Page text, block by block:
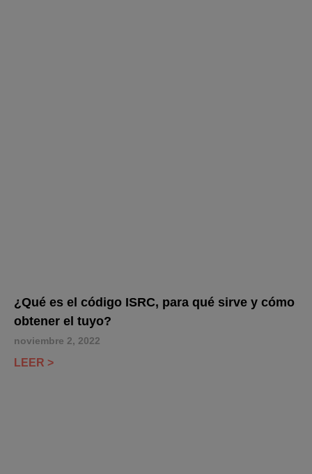
¿Qué es el código ISRC, para qué sirve y cómo
obtener el tuyo?
noviembre 2, 2022
LEER >